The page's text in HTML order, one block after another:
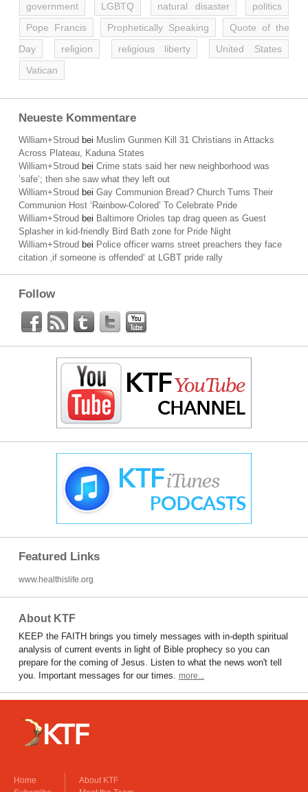
government
LGBTQ natural disaster
politics
Pope Francis
Prophetically Speaking
Quote of the
Day
religion religious liberty
United States
Vatican
Neueste Kommentare
William+Stroud bei Muslim Gunmen Kill 31 Christians in Attacks
Across Plateau, Kaduna States
William+Stroud bei Crime stats said her new neighborhood was
’safe‘; then she saw what they left out
William+Stroud bei Gay Communion Bread? Church Turns Their
Communion Host ‘Rainbow-Colored’ To Celebrate Pride
William+Stroud bei Baltimore Orioles tap drag queen as Guest
Splasher in kid-friendly Bird Bath zone for Pride Night
William+Stroud bei Police officer warns street preachers they face
citation ‚if someone is offended‘ at LGBT pride rally
Follow
Featured Links
www.healthislife.org
About KTF
KEEP the FAITH brings you timely messages with in-depth spiritual
analysis of current events in light of Bible prophecy so you can
prepare for the coming of Jesus. Listen to what the news won't tell
you. Important messages for our times. more...
Home
About KTF